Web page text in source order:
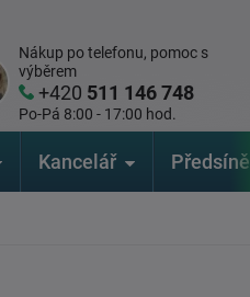
Nákup po telefonu, pomoc s
výběrem
+420 511 146 748
Po-Pá 8:00 - 17:00 hod.
Kancelář Předsíně